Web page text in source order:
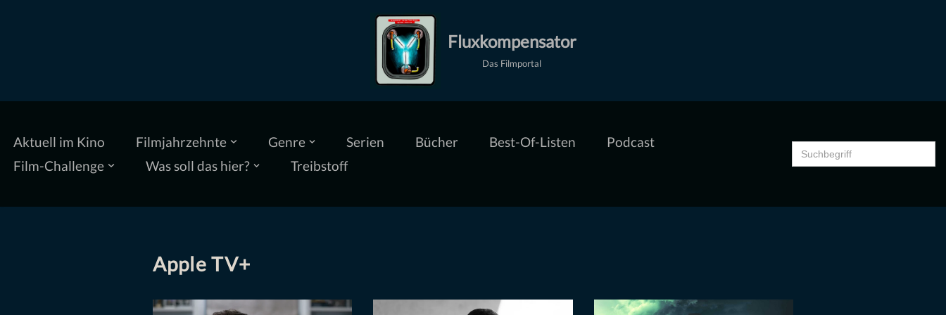
Fluxkompensator
Das Filmportal
Aktuell im Kino Filmjahrzehnte Genre Serien Bücher Best-Of-Listen
Podcast
Film-Challenge
Was soll das hier? Treibstoff
Search
for:
Apple TV+